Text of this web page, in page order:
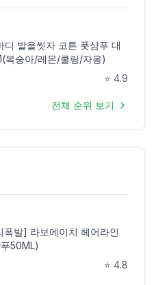
발을씻자 코튼 풋샴푸 대
복숭아/레몬/쿨링/자몽)
⭐ 4.9
전체 순위 보기
발] 라보에이치 헤어라인
50ML)
⭐ 4.8